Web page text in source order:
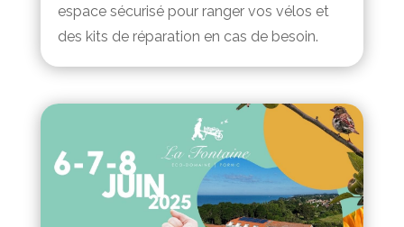
espace sécurisé pour ranger vos vélos et
des kits de réparation en cas de besoin.